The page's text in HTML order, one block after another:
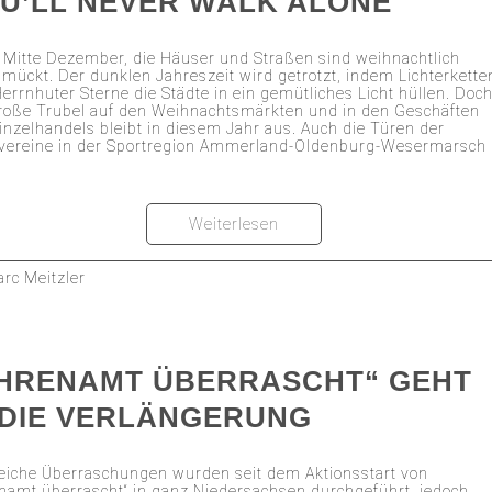
Mitte Dezember, die Häuser und Straßen sind weihnachtlich
Der dunklen Jahreszeit wird getrotzt, indem
Sterne die Städte in ein gemütliches Licht hüllen.
Trubel auf den Weihnachtsmärkten und in den Geschäften
bleibt in diesem Jahr aus. Auch die Türen der
in der Sportregion Ammerland-Oldenburg-Wesermarsch
Weiterlesen
Meitzler
ÜBERRASCHT“ GEHT
VERLÄNGERUNG
Überraschungen wurden seit dem Aktionsstart von